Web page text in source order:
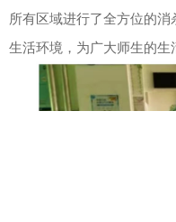
所有区域进行了全方位的
生活环境，为广大师生的生